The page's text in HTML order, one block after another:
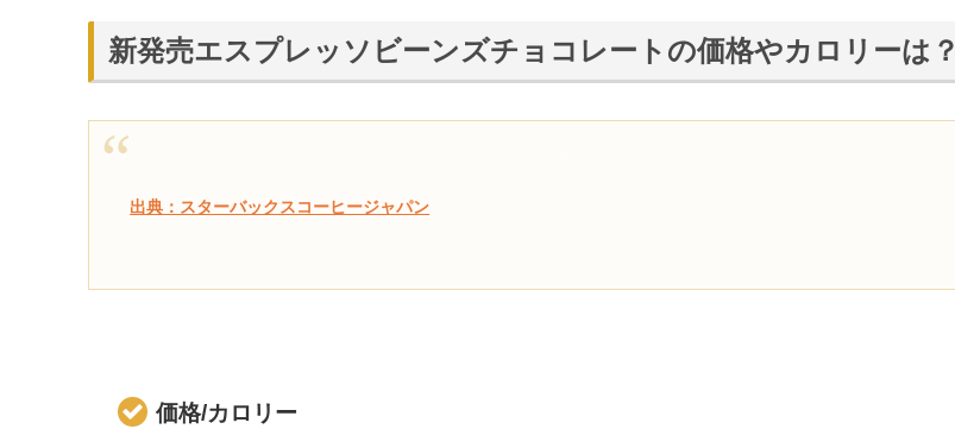
新発売エスプレッソビーンズチョコレートの価格やカロリーは？
出典：スターバックスコーヒージャパン
価格/カロリー